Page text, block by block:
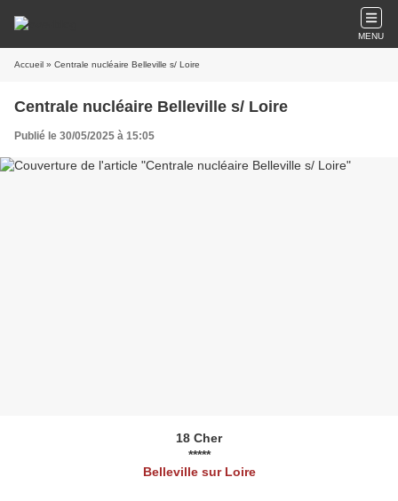
MENU
Accueil » Centrale nucléaire Belleville s/ Loire
Centrale nucléaire Belleville s/ Loire
Publié le 30/05/2025 à 15:05
18 Cher
*****
Belleville sur Loire